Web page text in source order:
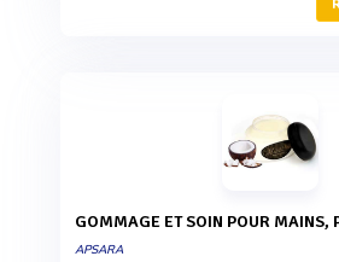
GOMMAGE ET SOIN POUR MAINS,
APSARA